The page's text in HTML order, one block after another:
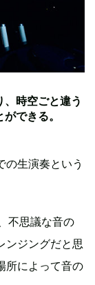
時空ごと違う
できる。
生演奏という
不思議な音の
ンジングだと思
所によって音の